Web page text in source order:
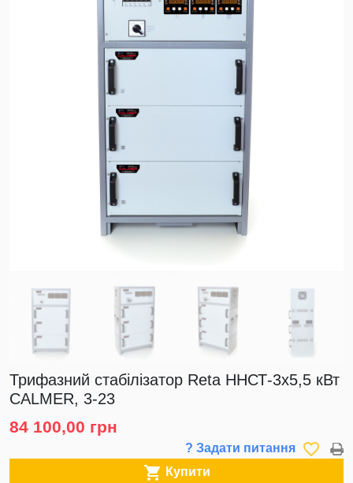
Трифазний стабілізатор Reta ННСТ-3х5,5 кВт
CALMER, 3-23
84 100,00 грн
? Задати питання favorite_border
 Купити